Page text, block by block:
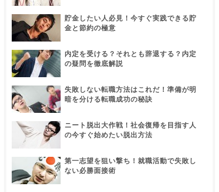
貯金したい人必見！今すぐ実践できる貯
金と節約の極意
内定を受ける？それとも辞退する？内定
の疑問を徹底解説
失敗しない転職方法はこれだ！準備が明
暗を分ける転職成功の秘訣
ニート脱出大作戦！社会復帰を目指す人
の今すぐ始めたい脱出方法
第一志望を狙い撃ち！就職活動で失敗し
ない必勝面接術